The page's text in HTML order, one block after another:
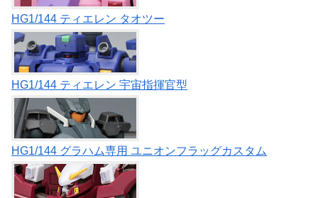
HG1/144 ティエレン タオツー
HG1/144 ティエレン 宇宙指揮官型
HG1/144 グラハム専用 ユニオンフラッグカスタム